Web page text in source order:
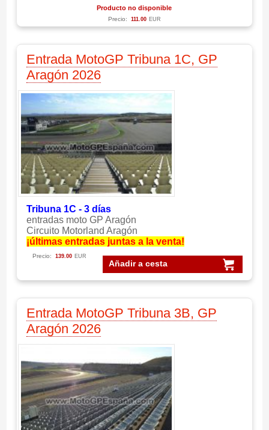
Producto no disponible
Precio: 111.00 EUR
Entrada MotoGP Tribuna 1C, GP
Aragón 2026
Tribuna 1C - 3 días
entradas moto GP Aragón
Circuito Motorland Aragón
¡últimas entradas juntas a la venta!
Añadir a cesta
Precio: 139.00 EUR
Entrada MotoGP Tribuna 3B, GP
Aragón 2026